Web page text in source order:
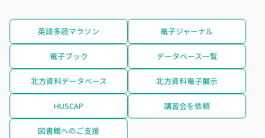
英語多読マラソン 電子ジャーナル
電子ブック データベース一覧
北方資料データベース 北方資料電子展示
HUSCAP 講習会を依頼
図書館へのご支援